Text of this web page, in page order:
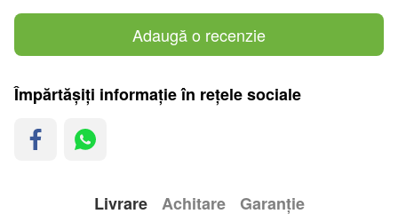
Adaugă o recenzie
Împărtășiți informație în rețele sociale
Livrare Achitare Garanție